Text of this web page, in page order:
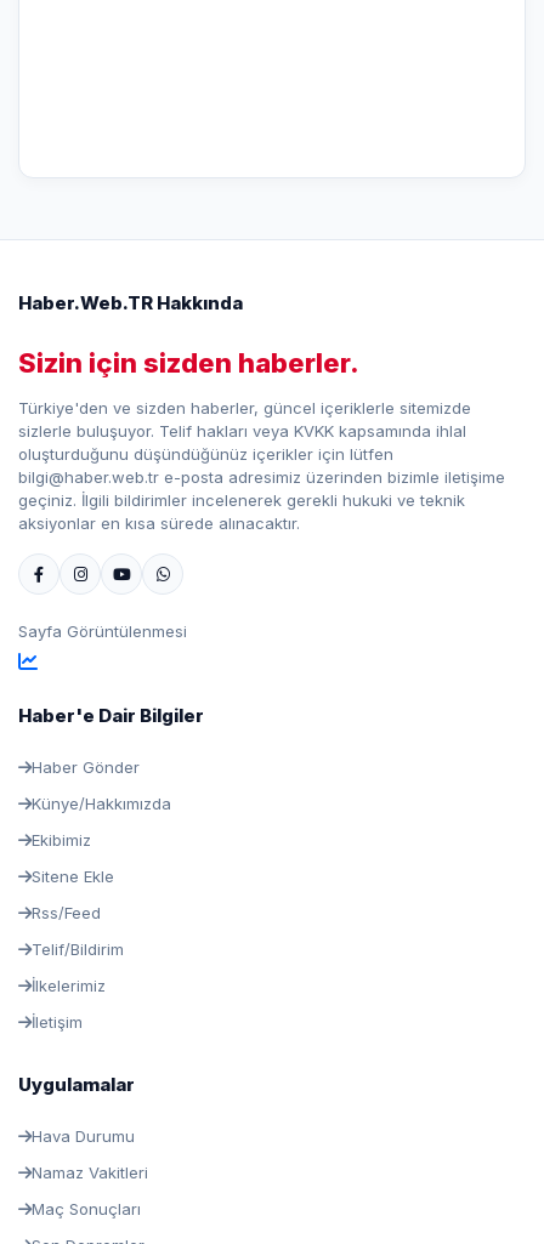
Haber.Web.TR Hakkında
Sizin için sizden haberler.
Türkiye'den ve sizden haberler, güncel içeriklerle sitemizde
sizlerle buluşuyor. Telif hakları veya KVKK kapsamında ihlal
oluşturduğunu düşündüğünüz içerikler için lütfen
bilgi@haber.web.tr e-posta adresimiz üzerinden bizimle iletişime
geçiniz. İlgili bildirimler incelenerek gerekli hukuki ve teknik
aksiyonlar en kısa sürede alınacaktır.
Sayfa Görüntülenmesi
Haber'e Dair Bilgiler
Haber Gönder
Künye/Hakkımızda
Ekibimiz
Sitene Ekle
Rss/Feed
Telif/Bildirim
İlkelerimiz
İletişim
Uygulamalar
Hava Durumu
Namaz Vakitleri
Maç Sonuçları